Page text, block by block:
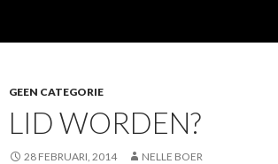
GEEN CATEGORIE
LID WORDEN?
28 FEBRUARI, 2014 NELLE BOER